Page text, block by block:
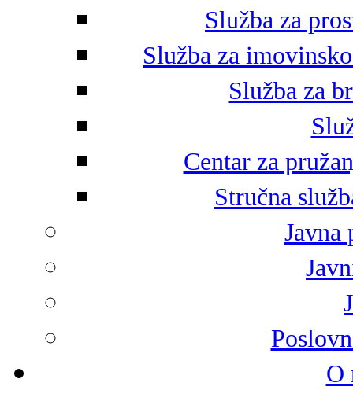
Služba za
Služba za
Služba za
Centar za
Stručna
Javna
O